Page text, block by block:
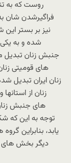
روست که به
فراگیرشدن شان
نیز بر بستر
شده و به
جنبش زنان تبدیل
های قومیتی
زنان ایران تبدیل
زنان از
های جنبش
توجه به این که
یابد، بنابراین
دیگر بخش